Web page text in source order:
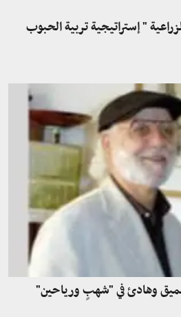
" إستراتيجية تربية الحبوب
وهادئ في "شهبٍ ورياحين"